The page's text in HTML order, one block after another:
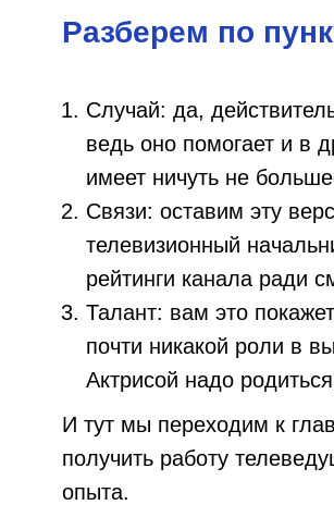
Разберем по
Случай: да,
ведь оно помогает и в
имеет ничуть не
Связи: оставим эту
телевизионный
рейтинги канала ради
Талант: вам это
почти никакой роли в
Актрисой надо
И тут мы переходим к
получить работу
опыта.